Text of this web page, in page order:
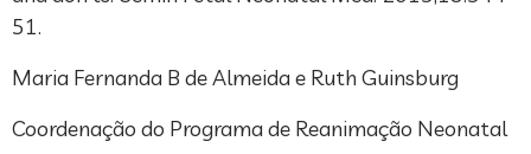
51.
Maria Fernanda B de Almeida e Ruth Guinsburg
Coordenação do Programa de Reanimação Neonatal